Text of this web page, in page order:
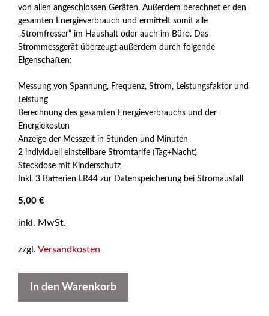
von allen angeschlossen Geräten. Außerdem berechnet er den
gesamten Energieverbrauch und ermittelt somit alle
„Stromfresser“ im Haushalt oder auch im Büro. Das
Strommessgerät überzeugt außerdem durch folgende
Eigenschaften:
Messung von Spannung, Frequenz, Strom, Leistungsfaktor und
Leistung
Berechnung des gesamten Energieverbrauchs und der
Energiekosten
Anzeige der Messzeit in Stunden und Minuten
2 individuell einstellbare Stromtarife (Tag+Nacht)
Steckdose mit Kinderschutz
Inkl. 3 Batterien LR44 zur Datenspeicherung bei Stromausfall
5,00 €
inkl. MwSt.
zzgl. Versandkosten
In den Warenkorb